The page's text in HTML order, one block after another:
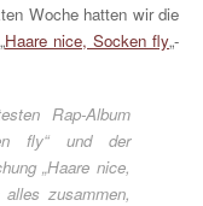
Woche hatten wir die
Haare nice, Socken fly„-
Rap-Album
fly“ und der
„Haare nice,
zusammen,